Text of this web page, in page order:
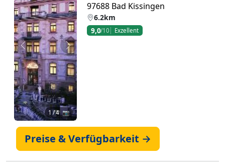
Zurück Weiter
1 / 4 📷
97688 Bad Kissingen
6.2km
9,0/10 Exzellent
Preise & Verfügbarkeit →